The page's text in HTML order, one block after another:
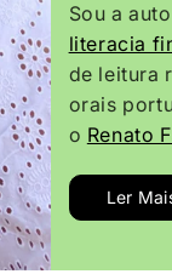
Sou a
literacia
de leitura
orais
o Renato
Ler